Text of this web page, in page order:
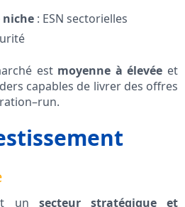
niche : ESN sectorielles
est moyenne à élevée et
capables de livrer des offres
un secteur stratégique et